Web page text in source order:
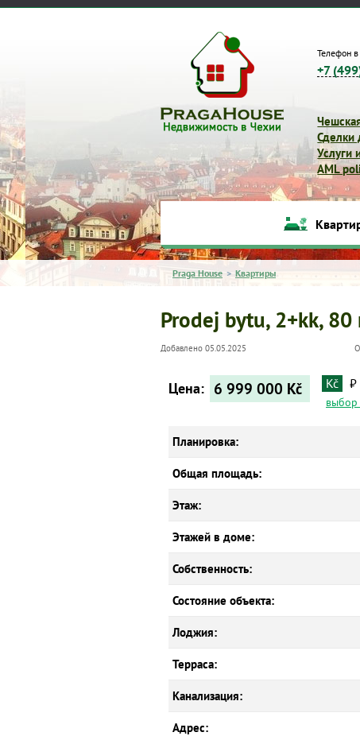
Телефон
+7
Сделки
Услуги
AML
Praga House > Квартиры
Prodej bytu, 2+kk, 80
Добавлено 05.05.2025
Цена: 6 999 000 Kč Kč ₽
Планировка:
Общая площадь:
Этаж:
Этажей в доме:
Собственность:
Состояние объекта:
Лоджия:
Терраса:
Канализация:
Адрес: